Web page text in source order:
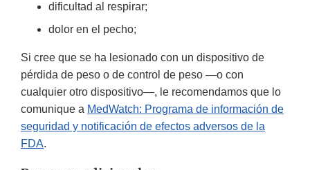
dificultad al respirar;
dolor en el pecho;
Si cree que se ha lesionado con un dispositivo de
pérdida de peso o de control de peso —o con
cualquier otro dispositivo—, le recomendamos que lo
comunique a MedWatch: Programa de información de
seguridad y notificación de efectos adversos de la
FDA.